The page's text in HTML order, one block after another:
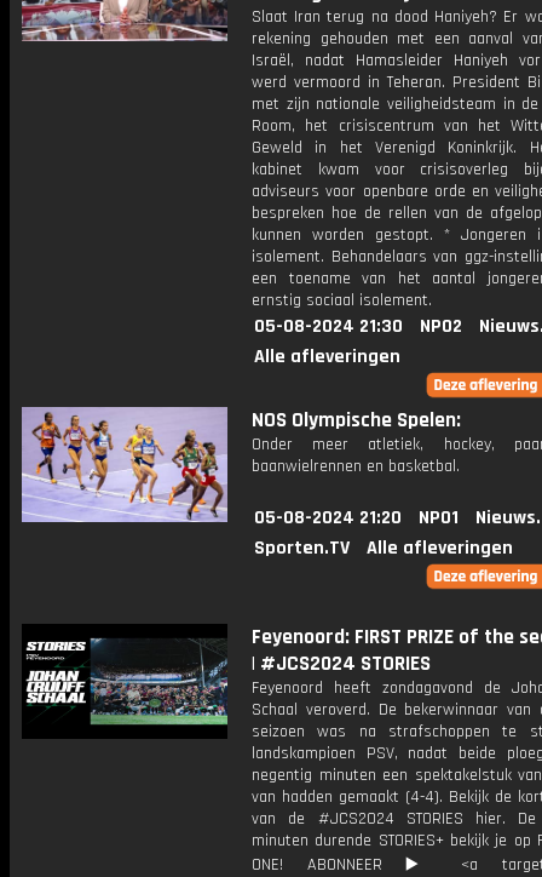
Slaat Iran terug na dood Haniyeh? Er
rekening gehouden met een aanval
Israël, nadat Hamasleider Haniyeh
werd vermoord in Teheran. President
met zijn nationale veiligheidsteam in
Room, het crisiscentrum van het
Geweld in het Verenigd Koninkrijk.
kabinet kwam voor crisisoverleg
adviseurs voor openbare orde en
bespreken hoe de rellen van de
kunnen worden gestopt. * Jongeren
isolement. Behandelaars van ggz-
een toename van het aantal
ernstig sociaal isolement.
05-08-2024 21:30 NPO2
Alle afleveringen
NOS Olympische Spelen:
Onder meer atletiek, hockey,
baanwielrennen en basketbal.
05-08-2024 21:20 NPO1
Sporten.TV
Alle afleveringen
Feyenoord: FIRST PRIZE of the
| #JCS2024 STORIES
Feyenoord heeft zondagavond de
Schaal veroverd. De bekerwinnaar van
seizoen was na strafschoppen te
landskampioen PSV, nadat beide
negentig minuten een spektakelstuk
van hadden gemaakt (4-4). Bekijk de
van de #JCS2024 STORIES hier.
minuten durende STORIES+ bekijk je op
ONE! ABONNEER ▶️ <a